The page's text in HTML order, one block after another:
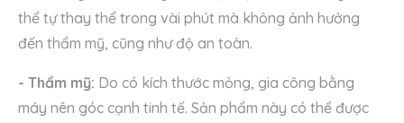
thể tự thay thể trong vài phút mà không ảnh hưởng
đến thẩm mỹ, cũng như độ an toàn.
- Thẩm mỹ: Do có kích thước mỏng, gia công bằng
máy nên góc cạnh tinh tế. Sản phẩm này có thể được